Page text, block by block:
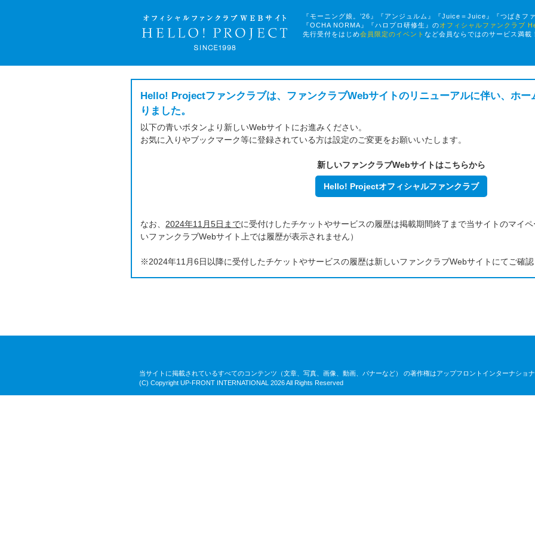
『モーニング娘。’26』『アンジュルム』『Juice＝Juice』『つばきフ
『OCHA NORMA』『ハロプロ研修生』のオフィシャルファンクラブ
先行受付をはじめ会員限定のイベント など会員ならではのサービス満載！
Hello! Projectファンクラブは、ファンクラブWebサイトのリニューアルに伴い、ホー
りました。
以下の青いボタンより新しいWebサイトにお進みください。
お気に入りやブックマーク等に登録されている方は設定のご変更をお願いいたします。
新しいファンクラブWebサイトはこちらから
Hello! Projectオフィシャルファンクラブ
なお、 2024年11月5日までに受付けしたチケットやサービスの履歴は掲載期間終了まで当サイトのマイ
いファンクラブWebサイト上では履歴が表示されません）
※2024年11月6日以降に受付したチケットやサービスの履歴は新しいファンクラブWebサイトにてご確認
当サイトに掲載されているすべてのコンテンツ（文章、写真、画像、動画、バナーなど） の著作権はアップフロントインターナショナ
(C) Copyright UP-FRONT INTERNATIONAL 2026 All Rights Reserved